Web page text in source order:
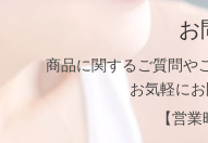
お
商品に関するご質問や
お気軽にお
【営業